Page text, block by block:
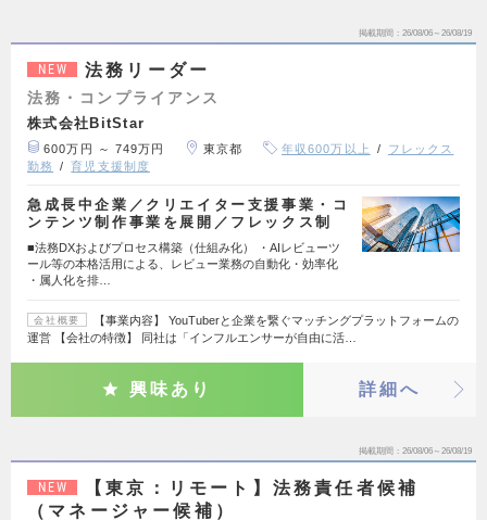
掲載期間 26/08/06～26/08/19
NEW 法務リーダー
法務・コンプライアンス
株式会社BitStar
600万円 ～ 749万円 東京都 年収600万以上
フレックス
勤務
育児支援制度
急成長中企業／クリエイター支援事業・コ
ンテンツ制作事業を展開／フレックス制
■法務DXおよびプロセス構築（仕組み化） ・AIレビューツ
ール等の本格活用による、レビュー業務の自動化・効率化
・属人化を排…
会社概要
【事業内容】 YouTuberと企業を繋ぐマッチングプラットフォームの
運営 【会社の特徴】 同社は「インフルエンサーが自由に活…
興味あり 詳細へ
掲載期間 26/08/06～26/08/19
NEW
【東京：リモート】法務責任者候補
（マネージャー候補）